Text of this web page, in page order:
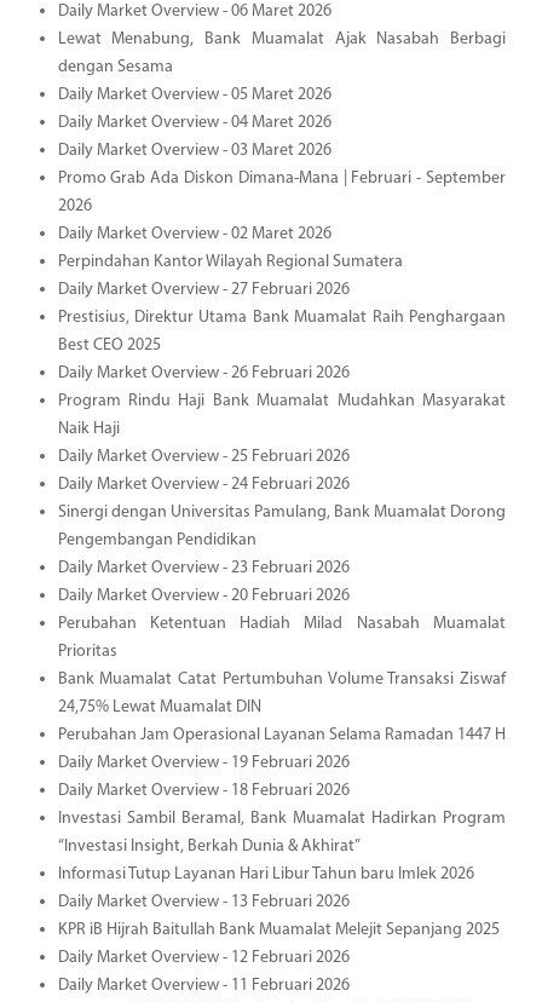
Daily Market Overview - 06 Maret 2026
Lewat Menabung, Bank Muamalat Ajak Nasabah Berbagi
dengan Sesama
Daily Market Overview - 05 Maret 2026
Daily Market Overview - 04 Maret 2026
Daily Market Overview - 03 Maret 2026
Promo Grab Ada Diskon Dimana-Mana | Februari - September
2026
Daily Market Overview - 02 Maret 2026
Perpindahan Kantor Wilayah Regional Sumatera
Daily Market Overview - 27 Februari 2026
Prestisius, Direktur Utama Bank Muamalat Raih Penghargaan
Best CEO 2025
Daily Market Overview - 26 Februari 2026
Program Rindu Haji Bank Muamalat Mudahkan Masyarakat
Naik Haji
Daily Market Overview - 25 Februari 2026
Daily Market Overview - 24 Februari 2026
Sinergi dengan Universitas Pamulang, Bank Muamalat Dorong
Pengembangan Pendidikan
Daily Market Overview - 23 Februari 2026
Daily Market Overview - 20 Februari 2026
Perubahan Ketentuan Hadiah Milad Nasabah Muamalat
Prioritas
Bank Muamalat Catat Pertumbuhan Volume Transaksi Ziswaf
24,75% Lewat Muamalat DIN
Perubahan Jam Operasional Layanan Selama Ramadan 1447 H
Daily Market Overview - 19 Februari 2026
Daily Market Overview - 18 Februari 2026
Investasi Sambil Beramal, Bank Muamalat Hadirkan Program
“Investasi Insight, Berkah Dunia & Akhirat”
Informasi Tutup Layanan Hari Libur Tahun baru Imlek 2026
Daily Market Overview - 13 Februari 2026
KPR iB Hijrah Baitullah Bank Muamalat Melejit Sepanjang 2025
Daily Market Overview - 12 Februari 2026
Daily Market Overview - 11 Februari 2026